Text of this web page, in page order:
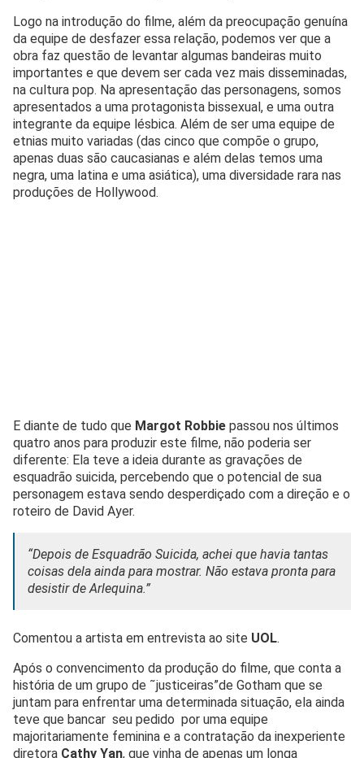
Logo na introdução do filme, além da preocupação genuína
da equipe de desfazer essa relação, podemos ver que a
obra faz questão de levantar algumas bandeiras muito
importantes e que devem ser cada vez mais disseminadas,
na cultura pop. Na apresentação das personagens, somos
apresentados a uma protagonista bissexual, e uma outra
integrante da equipe lésbica. Além de ser uma equipe de
etnias muito variadas (das cinco que compõe o grupo,
apenas duas são caucasianas e além delas temos uma
negra, uma latina e uma asiática), uma diversidade rara nas
produções de Hollywood.
E diante de tudo que Margot Robbie passou nos últimos
quatro anos para produzir este filme, não poderia ser
diferente: Ela teve a ideia durante as gravações de
esquadrão suicida, percebendo que o potencial de sua
personagem estava sendo desperdiçado com a direção e o
roteiro de David Ayer.
“Depois de Esquadrão Suicida, achei que havia tantas
coisas dela ainda para mostrar. Não estava pronta para
desistir de Arlequina.”
Comentou a artista em entrevista ao site UOL.
Após o convencimento da produção do filme, que conta a
história de um grupo de ˜justiceiras”de Gotham que se
juntam para enfrentar uma determinada situação, ela ainda
teve que bancar seu pedido por uma equipe
majoritariamente feminina e a contratação da inexperiente
diretora Cathy Yan, que vinha de apenas um longa